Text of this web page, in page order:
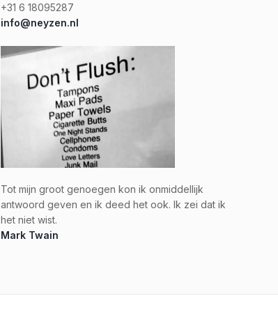
+31 6 18095287
info@neyzen.nl
Tot mijn groot genoegen kon ik onmiddellijk
antwoord geven en ik deed het ook. Ik zei dat ik
het niet wist.
Mark Twain